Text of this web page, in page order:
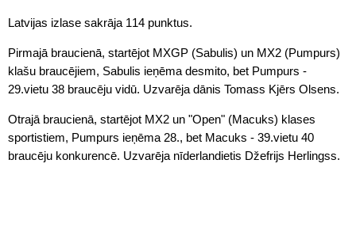
Latvijas izlase sakrāja 114 punktus.
Pirmajā braucienā, startējot MXGP (Sabulis) un MX2 (Pumpurs)
klašu braucējiem, Sabulis ieņēma desmito, bet Pumpurs -
29.vietu 38 braucēju vidū. Uzvarēja dānis Tomass Kjērs Olsens.
Otrajā braucienā, startējot MX2 un "Open" (Macuks) klases
sportistiem, Pumpurs ieņēma 28., bet Macuks - 39.vietu 40
braucēju konkurencē. Uzvarēja nīderlandietis Džefrijs Herlingss.